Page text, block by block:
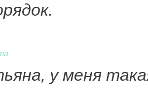
у меня